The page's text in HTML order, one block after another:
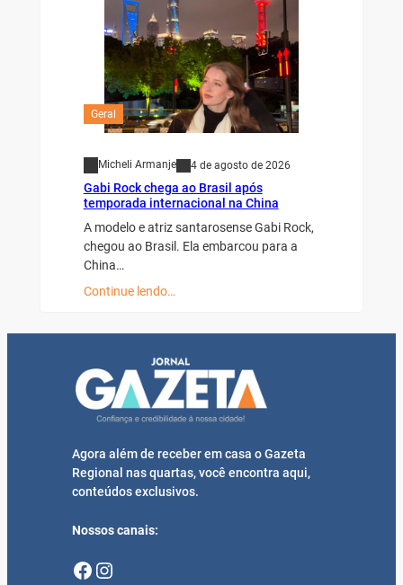
Geral
Micheli Armanje 4 de agosto de 2026
Gabi Rock chega ao Brasil após
temporada internacional na China
A modelo e atriz santarosense Gabi Rock,
chegou ao Brasil. Ela embarcou para a
China…
Continue lendo…
Agora além de receber em casa o Gazeta
Regional nas quartas, você encontra aqui,
conteúdos exclusivos.
Nossos canais:
Facebook Instagram